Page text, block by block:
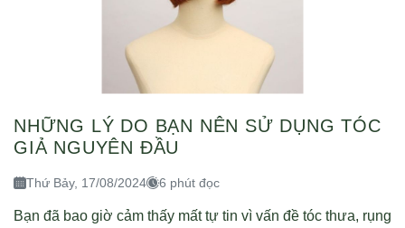
NHỮNG LÝ DO BẠN NÊN SỬ DỤNG TÓC
GIẢ NGUYÊN ĐẦU
Thứ Bảy, 17/08/2024 6 phút đọc
Bạn đã bao giờ cảm thấy mất tự tin vì vấn đề tóc thưa, rụng